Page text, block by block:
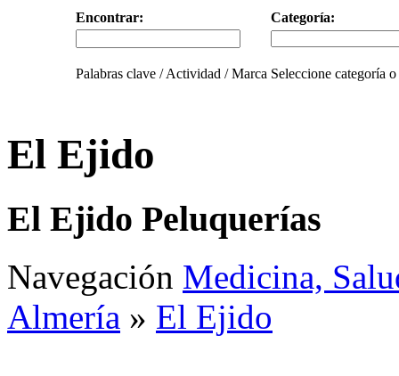
Encontrar: Categoría:
Palabras clave / Actividad / Marca Seleccione categoría
El Ejido
El Ejido Peluquerías
Navegación Medicina,
Almería » El Ejido